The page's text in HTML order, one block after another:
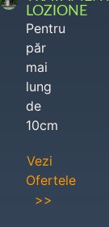
LOZIONE
Pentru
păr
mai
lung
de
10cm
Vezi
Ofertele
>>